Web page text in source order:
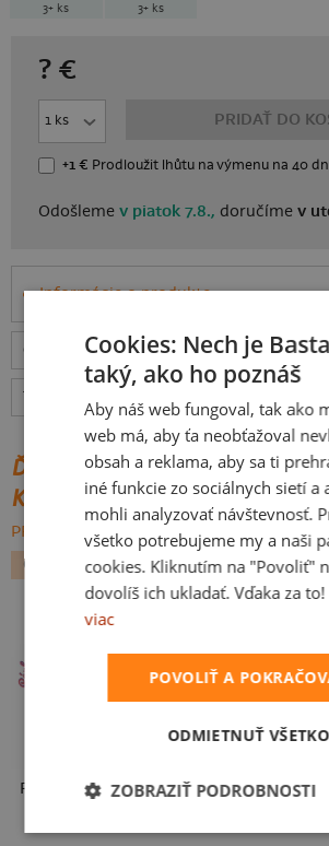
3+ ks 3+ ks
? €
PRIDAŤ DO
+1 € Prodloužit lhůtuna výmenu na 40
Odošlemev piatok 7.8., doručímev
Informácie o produkte
Odošlemev piatok 7.8.,doručímev
ĎALŠIE POTLAČE Z ROVNAKEJ
KATEGÓRIE
PREHĽADÁVAŤ VŠETKO:
GEEK
GAMING
Fušál
Cookies: Nech je
taký, ako ho poznáš
Aby náš web fungoval, tak ako
web má, aby ťa neobťažoval
obsah a reklama, aby sa ti
iné funkcie zo sociálnych sietí a
mohli analyzovať návštevnosť.
všetko potrebujeme my a naši
cookies. Kliknutím na "Povoliť"
dovolíš ich ukladať. Vďaka za to!
viac
POVOLIŤ A
ODMIETNUŤ VŠETKO
ZOBRAZIŤ PODROBNOSTI